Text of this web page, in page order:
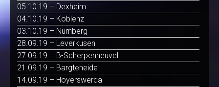
05.10.19 – Dexheim
04.10.19 – Koblenz
03.10.19 – Nürnberg
28.09.19 – Leverkusen
27.09.19 – B-Scherpenheuvel
21.09.19 – Bargteheide
14.09.19 – Hoyerswerda